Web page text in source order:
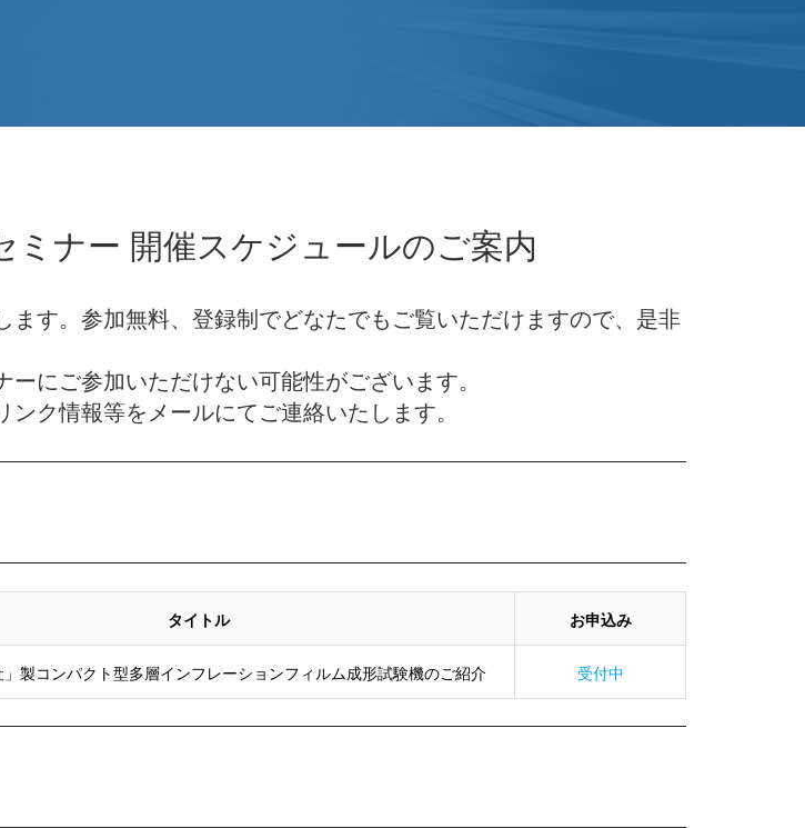
ナー 開催スケジュールのご案内
す。参加無料、登録制でどなたでもご覧いただけますので、是非
にご参加いただけない可能性がございます。
ク情報等をメールにてご連絡いたします。
タイトル お申込み
」製コンパクト型多層インフレーションフィルム成形試験機のご紹介 受付中